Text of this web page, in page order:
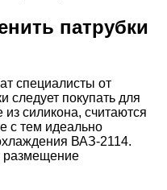
патрубки
специалисты от
следует покупать для
силикона, считаются
с тем идеально
ВАЗ-2114.
размещение